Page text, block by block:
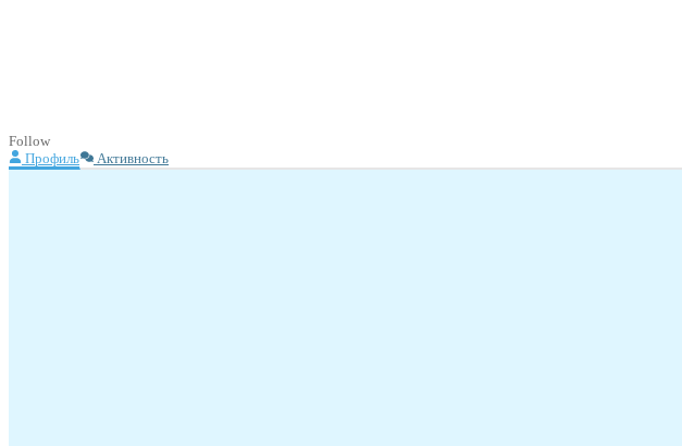
Follow
Профиль
Активность